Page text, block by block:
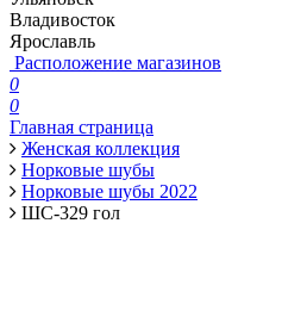
Владивосток
Ярославль
Расположение магазинов
0
0
Главная страница
Женская коллекция
Норковые шубы
Норковые шубы 2022
ШС-329 гол